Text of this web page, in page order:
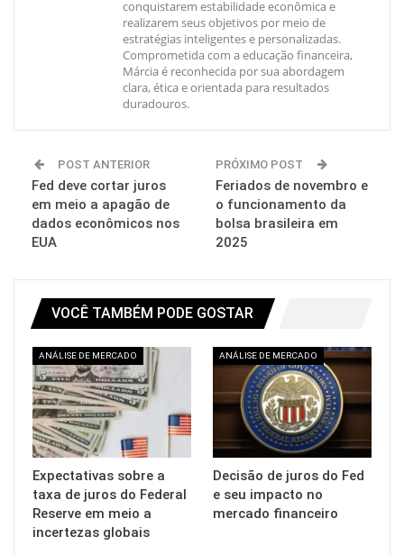
conquistarem estabilidade econômica e
realizarem seus objetivos por meio de
estratégias inteligentes e personalizadas.
Comprometida com a educação financeira,
Márcia é reconhecida por sua abordagem
clara, ética e orientada para resultados
duradouros.
POST ANTERIOR
Fed deve cortar juros
em meio a apagão de
dados econômicos nos
EUA
PRÓXIMO POST
Feriados de novembro e
o funcionamento da
bolsa brasileira em
2025
VOCÊ TAMBÉM PODE GOSTAR
ANÁLISE DE MERCADO
Expectativas sobre a
taxa de juros do Federal
Reserve em meio a
incertezas globais
ANÁLISE DE MERCADO
Decisão de juros do Fed
e seu impacto no
mercado financeiro